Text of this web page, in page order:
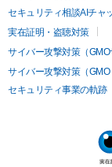
セキュリティ相談AIチャ
実在証明・盗聴対策
サイバー攻撃対策（GMO
サイバー攻撃対策（GMO
セキュリティ事業の軌跡